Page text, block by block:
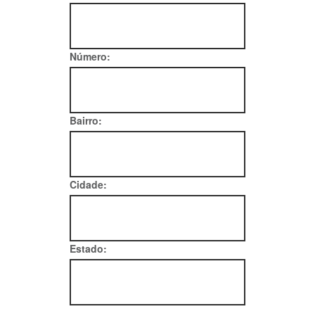
Número:
Bairro:
Cidade:
Estado: